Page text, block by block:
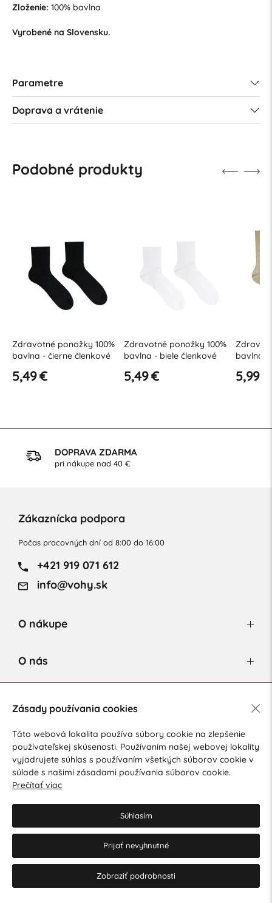
Zloženie: 100% bavlna
Vyrobené na Slovensku.
Parametre
Doprava a vrátenie
Podobné produkty
100%
Zdravotné ponožky 100%
bavlna - biele členkové
Zdravotné ponožky 100%
bavlna - béžové
DOPRAVA ZDARMA
pri nákupe nad 40 €
Zákaznícka podpora
Počas pracovných dní od 8:00 do 16:00
+421 919 071 612
info@vohy.sk
O nákupe
O nás
Súhlasím so spracovaním osobných údajov pre marketingové
účely.Zásady ochrany osobných údajov.
Upraviť nastavenia Cookies
Web dizajn: MARLOW DESIGN
Zásady používania cookies
Táto webová lokalita používa súbory cookie na zlepšenie
používateľskej skúsenosti. Používaním našej webovej lokality
vyjadrujete súhlas s používaním všetkých súborov cookie v
súlade s našimi zásadami používania súborov cookie.
Prečítať viac
Súhlasím
Prijať nevyhnutné
Zobraziť podrobnosti